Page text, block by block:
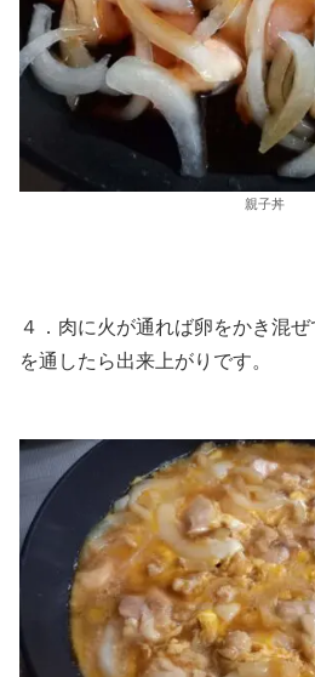
親子丼
４．肉に火が通れば卵をかき混
を通したら出来上がりです。